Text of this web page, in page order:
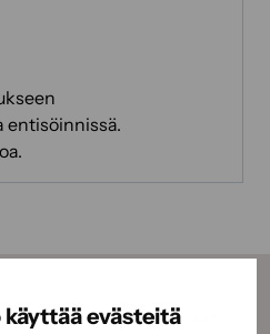
evästeitä
entisöinnissä.
saat kauden parhaat